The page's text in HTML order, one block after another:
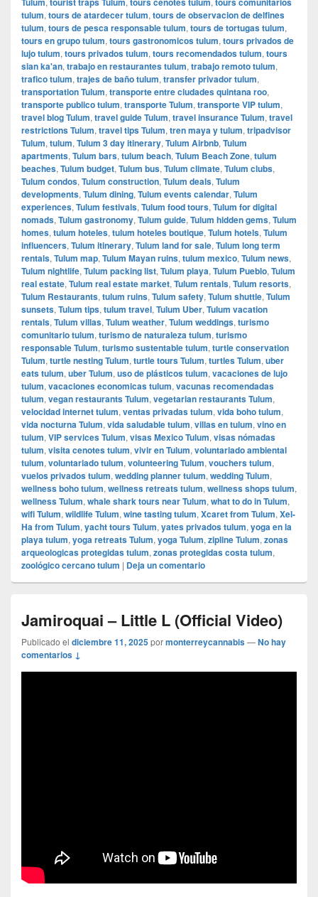
tulum, tours de atardecer tulum, tours de observacion de delfines
tulum, tours de pesca responsable tulum, tours de tortugas tulum,
tours en grupo tulum, tours gastronomicos tulum, tours privados de
lujo tulum, tours privados tulum, tours recomendados tulum, tours
sian ka'an, trabajo en restaurantes tulum, trabajo remoto tulum,
trafico tulum, trajes de baño tulum, transfer privador tulum,
transportation Tulum, transporte entre ciudades quintana roo,
transporte publico tulum, transporte Tulum, transporte VIP tulum,
travel blog Tulum, travel guide Tulum, travel insurance Tulum, travel
restrictions Tulum, travel tips Tulum, tren maya y tulum, tripadvisor
Tulum, tulum, Tulum 3 day itinerary, Tulum Airbnb, Tulum
apartments, Tulum bars, tulum beach, Tulum Beach Zone, tulum
beaches, Tulum budget, Tulum bus, Tulum climate, Tulum clubs,
Tulum condos, Tulum construction, Tulum deals, Tulum
developments, Tulum dining, Tulum events calendar, Tulum
experiences, Tulum festivals, Tulum food tours, Tulum for digital
nomads, Tulum gastronomy, Tulum guide, Tulum hidden gems, Tulum
homes, tulum hoteles, tulum hoteles boutique, Tulum hotels, Tulum
influencers, Tulum itinerary, Tulum land for sale, Tulum long term
rentals, Tulum map, Tulum Mayan ruins, tulum mexico, Tulum news,
Tulum nightlife, Tulum packing list, Tulum playa, Tulum Pueblo, Tulum
real estate, Tulum real estate market, Tulum rentals, Tulum resorts,
Tulum Restaurants, tulum ruins, Tulum safety, Tulum shuttle, Tulum
sunsets, Tulum tips, tulum travel, Tulum Uber, Tulum vacation
rentals, Tulum villas, Tulum weather, Tulum weddings, turismo
comunitario tulum, turismo de naturaleza tulum, turismo
responsable Tulum, turismo sustentable tulum, turtle conservation
Tulum, turtle nesting Tulum, turtle tours Tulum, turtles Tulum, uber
eats tulum, uber Tulum, uso de plásticos tulum, vacaciones de lujo
tulum, vacaciones economicas tulum, vacunas recomendadas
tulum, vegan restaurants Tulum, vegetarian restaurants Tulum,
velocidad internet tulum, ventas privadas tulum, vida boho tulum,
vida nocturna Tulum, vida saludable tulum, villas en tulum, vino en
tulum, VIP services Tulum, visas Mexico Tulum, visas nómadas
tulum, visita cenotes tulum, vivir en Tulum, voluntariado ambiental
tulum, voluntariado tulum, volunteering Tulum, vouchers tulum,
vuelos privados tulum, wedding planner tulum, wedding Tulum,
wellness boho tulum, wellness retreats tulum, wellness shops tulum,
wellness Tulum, whale shark tours near Tulum, what to do in Tulum,
wifi Tulum, wildlife Tulum, wine tasting tulum, Xcaret from Tulum, Xel-
Ha from Tulum, yacht tours Tulum, yates privados tulum, yoga en la
playa tulum, yoga retreats Tulum, yoga Tulum, zipline Tulum, zonas
arqueologicas protegidas tulum, zonas protegidas costa tulum,
zoológico cercano tulum | Deja un comentario
Jamiroquai – Little L (Official Video)
Publicado el diciembre 11, 2025pormonterreycannabis—No hay
comentarios ↓